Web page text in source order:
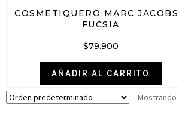
COSMETIQUERO MARC
FUCSIA
$79.900
AÑADIR AL CARRITO
Mostrando